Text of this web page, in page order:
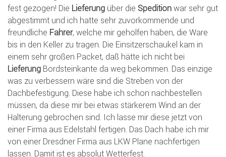
fest gezogen! Die Lieferung über die Spedition war sehr gut
abgestimmt und ich hatte sehr zuvorkommende und
freundliche Fahrer, welche mir geholfen haben, die Ware
bis in den Keller zu tragen. Die Einsitzerschaukel kam in
einem sehr großen Packet, daß hätte ich nicht bei
Lieferung Bordsteinkante da weg bekommen. Das einzige
was zu verbessern wäre sind die Streben von der
Dachbefestigung. Diese habe ich schon nachbestellen
müssen, da diese mir bei etwas stärkerem Wind an der
Halterung gebrochen sind. Ich lasse mir diese jetzt von
einer Firma aus Edelstahl fertigen. Das Dach habe ich mir
von einer Dresdner Firma aus LKW Plane nachfertigen
lassen. Damit ist es absolut Wetterfest.